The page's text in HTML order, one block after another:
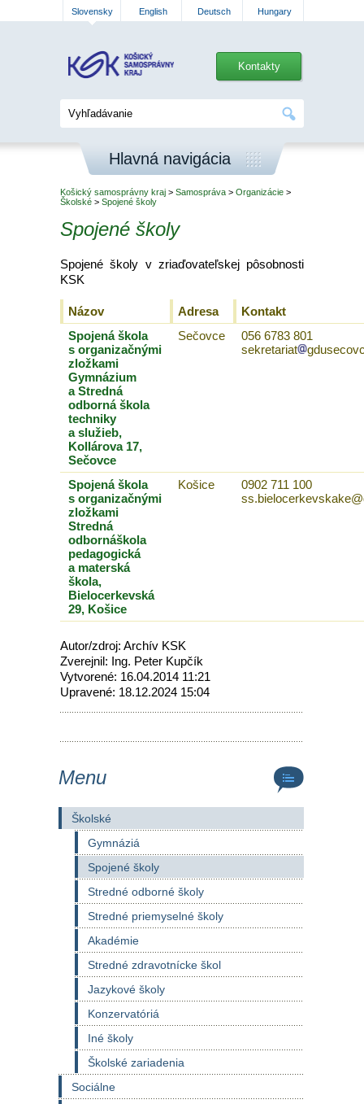
Slovensky English Deutsch Hungary
Kontakty
Hlavná navigácia
Košický samosprávny kraj > Samospráva > Organizácie >
Školské > Spojené školy
Spojené školy
Spojené školy v zriaďovateľskej pôsobnosti
KSK
Názov Adresa
Kontakt
Spojená škola
s organizačnými
zložkami
Gymnázium
a Stredná
odborná škola
techniky
a služieb,
Kollárova 17,
Sečovce
Sečovce
056 6783 801
sekretariat
Spojená škola
s organizačnými
zložkami
Stredná
odbornáškola
pedagogická
a materská
škola,
Bielocerkevská
29, Košice
Košice
0902 711 100
Autor/zdroj: Archív KSK
Zverejnil: Ing. Peter Kupčík
Vytvorené: 16.04.2014 11:21
Upravené: 18.12.2024 15:04
Menu
Školské
Gymnáziá
Spojené školy
Stredné odborné školy
Stredné priemyselné školy
Akadémie
Stredné zdravotnícke škol
Jazykové školy
Konzervatóriá
Iné školy
Školské zariadenia
Sociálne